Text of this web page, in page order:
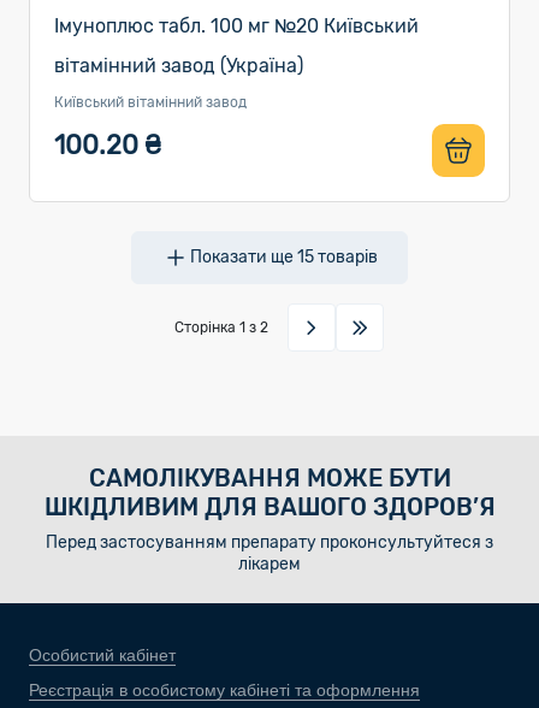
Імуноплюс табл. 100 мг №20 Київський
вітамінний завод (Україна)
Київський вітамінний завод
100.20 ₴
Показати ще15товарів
Сторінка 1 з 2
САМОЛІКУВАННЯ МОЖЕ БУТИ
ШКІДЛИВИМ ДЛЯ ВАШОГО ЗДОРОВ’Я
Перед застосуванням препарату проконсультуйтеся з
лікарем
Особистий кабінет
Реєстрація в особистому кабінеті та оформлення